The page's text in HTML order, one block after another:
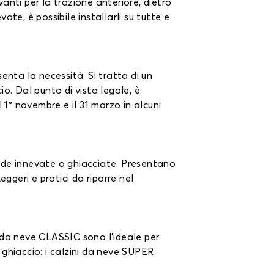
per la trazione anteriore, dietro
è possibile installarli su tutte e
la necessità. Si tratta di un
Dal punto di vista legale, è
novembre e il 31 marzo in alcuni
innevate o ghiacciate. Presentano
e pratici da riporre nel
neve CLASSIC sono l'ideale per
i calzini da neve SUPER